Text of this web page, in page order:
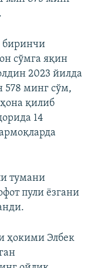
биринчи
сўмга яқин
2023 йилда
578 минг сўм,
қилиб
14
тумани
пули ёзгани
ҳокими Элбек